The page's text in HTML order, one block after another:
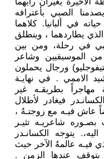
الصبي بأعترافه
في ألبانيا. كلاهما
يطاردهما ، وينطلق
في رحلة، ومن بين
من الموسيقيين وشاعر
ورجال يحملون
الاممي . في نهايـة
مهاجراً بطريقـه غير
فيغادر لأطلال
عاش فيـه مع زوجتـهُ ،
بصـوره شاعريـه تثيـر
يتوجه الكسانـدر
فيـه عالمهُ الآخر حيث
يتوقف عندها الزمن .